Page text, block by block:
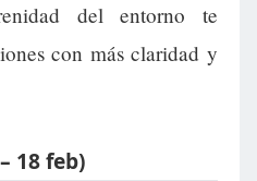
del entorno te
con más claridad y
18 feb)